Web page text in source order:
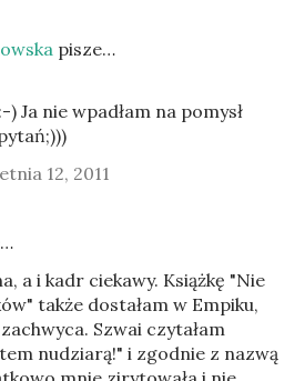
pisze…
Ja nie wpadłam na pomysł
12, 2011
a i kadr ciekawy. Książkę "Nie
także dostałam w Empiku,
Szwai czytałam
nudziarą!" i zgodnie z nazwą